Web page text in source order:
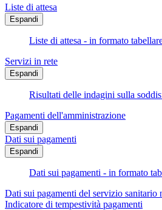
Liste di attesa
Espandi
Liste di attesa - in formato
Servizi in rete
Espandi
Risultati delle indagini sulla
Pagamenti dell'amministrazione
Espandi
Dati sui pagamenti
Espandi
Dati sui pagamenti - in formato
Dati sui pagamenti del servizio sanitario
Indicatore di tempestività pagamenti